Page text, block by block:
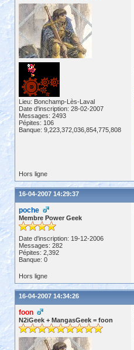
Lieu: Bonchamp-Lès-Laval
Date d'inscription: 28-02-2007
Messages: 2493
Pépites: 106
Banque: 9,223,372,036,854,775,808
Hors ligne
16-04-2007 14:29:37
poche
Membre Power Geek
Date d'inscription: 19-12-2006
Messages: 282
Pépites: 2,392
Banque: 0
Hors ligne
16-04-2007 14:34:26
foon
N2iGeek + MangasGeek = foon